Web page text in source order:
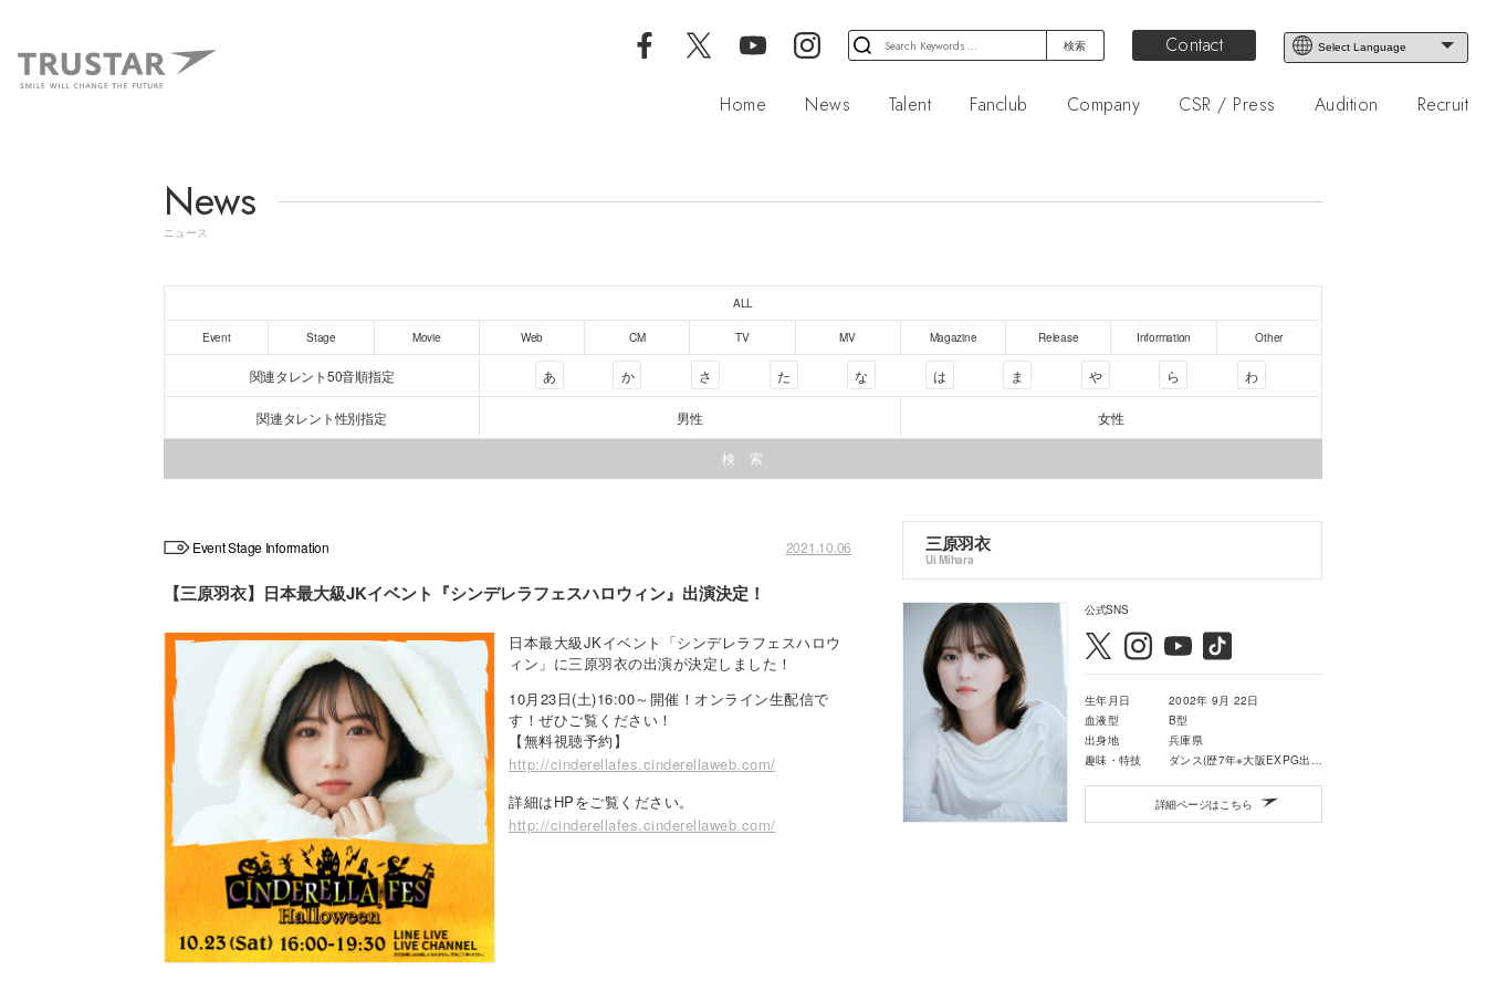
検
索
象:
Contact
Home News Talent Fanclub Company CSR / Press Audition Recruit
News
ニュース
ALL
Event Stage Movie Web CM TV MV Magazine Release Information Other
関連タレント50音順指定 あ か さ た な は ま や ら わ
関連タレント性別指定 男性 女性
Event Stage Information 2021.10.06
【三原羽衣】日本最大級JKイベント『シンデレラフェスハロウィン』出演決定！
日本最大級JKイベント「シンデレラフェスハロウ
ィン」に三原羽衣の出演が決定しました！
10月23日(土)16:00～開催！オンライン生配信で
す！ぜひご覧ください！
【無料視聴予約】
http://cinderellafes.cinderellaweb.com/
詳細はHPをご覧ください。
http://cinderellafes.cinderellaweb.com/
三原羽衣
Ui Mihara
公式SNS
生年月日
2002年 9月 22日
血液型
B型
出身地
兵庫県
趣味・特技
ダンス(歴7年※大阪EXPG出身)・カラオケ
詳細ページはこちら